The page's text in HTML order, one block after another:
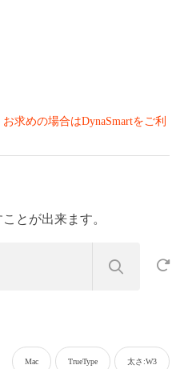
求めの場合はDynaSmartをご利
とが出来ます。
Mac TrueType 太さ:W3